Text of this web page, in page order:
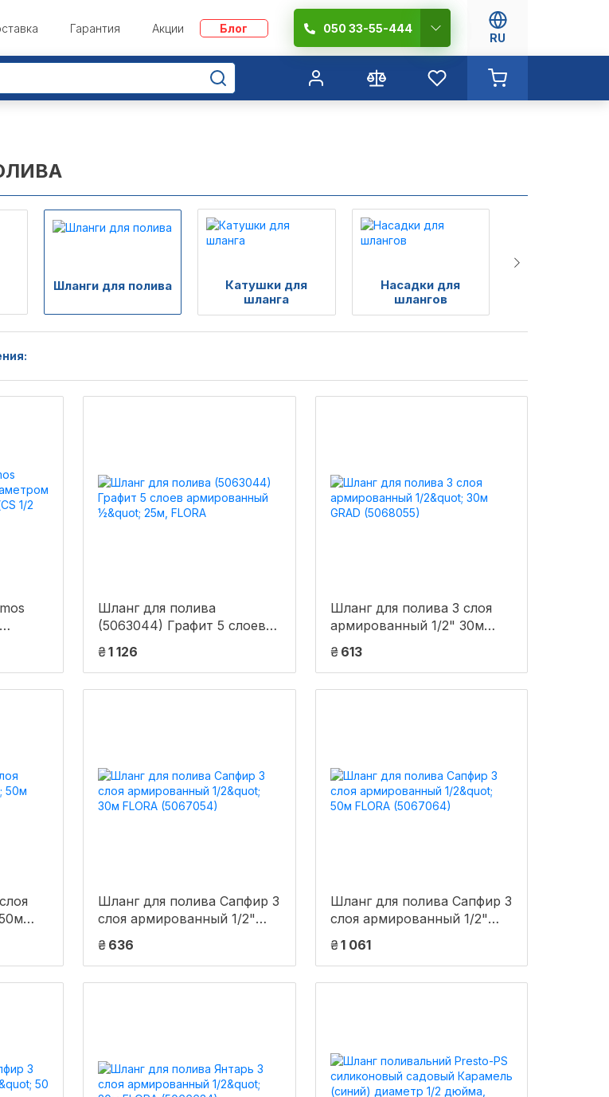
Гарантия Акции Блог 050 33-55-444
RU
Шланги для полива
Катушки для
шланга
Насадки для
шлангов
Шланг для полива
(5063044) Графит 5 слоев
армированный ½" 25м,
FLORA
₴1 126
Шланг для полива 3 слоя
армированный 1/2" 30м
GRAD (5068055)
₴ 613
Шланг для полива Сапфир 3
слоя армированный 1/2"
30м FLORA (5067054)
₴ 636
Шланг для полива Сапфир 3
слоя армированный 1/2"
50м FLORA (5067064)
₴1 061